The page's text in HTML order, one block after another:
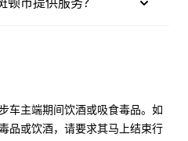
车主端期间饮酒或吸食毒品。如
品或饮酒，请要求其马上结束行